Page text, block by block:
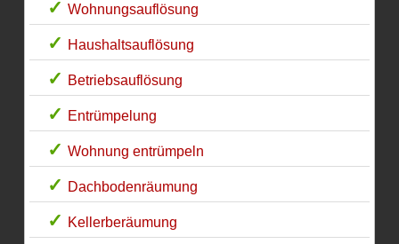
Wohnungsauflösung
Haushaltsauflösung
Betriebsauflösung
Entrümpelung
Wohnung entrümpeln
Dachbodenräumung
Kellerberäumung